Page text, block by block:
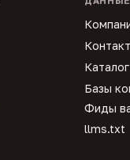
Базы
Фиды
llms.txt